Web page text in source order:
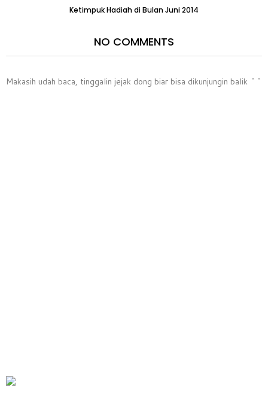
Ketimpuk Hadiah di Bulan Juni 2014
NO COMMENTS
Makasih udah baca, tinggalin jejak dong biar bisa dikunjungin balik ^^